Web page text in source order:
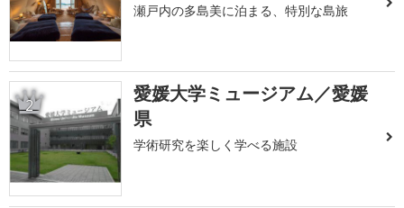
瀬戸内の多島美に泊まる、特別な島旅
2
愛媛大学ミュージアム／愛媛
県
学術研究を楽しく学べる施設